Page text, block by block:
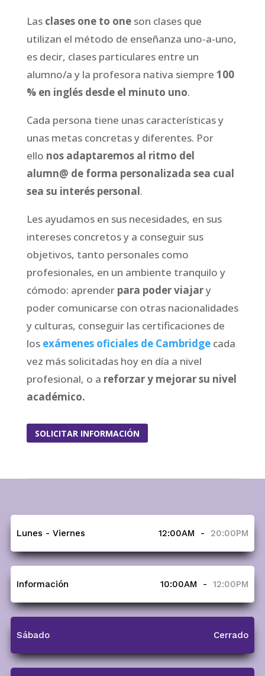
Las clases one to one son clases que
utilizan el método de enseñanza uno-a-uno,
es decir, clases particulares entre un
alumno/a y la profesora nativa siempre 100
% en inglés desde el minuto uno.
Cada persona tiene unas características y
unas metas concretas y diferentes. Por
ello nos adaptaremos al ritmo del
alumn@ de forma personalizada sea cual
sea su interés personal.
Les ayudamos en sus necesidades, en sus
intereses concretos y a conseguir sus
objetivos, tanto personales como
profesionales, en un ambiente tranquilo y
cómodo: aprender para poder viajary
poder comunicarse con otras nacionalidades
y culturas, conseguir las certificaciones de
los exámenes oficiales de Cambridge cada
vez más solicitadas hoy en día a nivel
profesional, o a reforzar y mejorar su nivel
académico.
SOLICITAR INFORMACIÓN
Lunes - Viernes 12:00AM - 20:00PM
Información 10:00AM - 12:00PM
Sábado Cerrado